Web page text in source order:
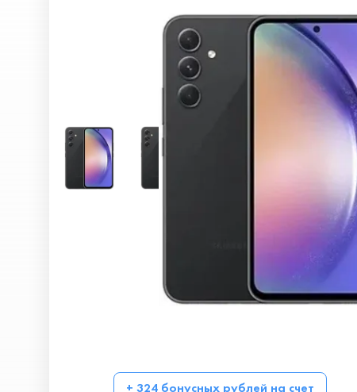
+ 324 бонусных рублей на счет